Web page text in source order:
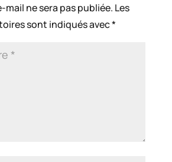
mail ne sera pas publiée. Les
sont indiqués avec*